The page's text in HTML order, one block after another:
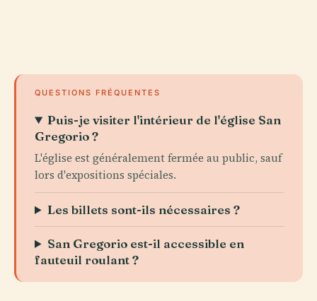
QUESTIONS FRÉQUENTES
Puis-je visiter l'intérieur de l'église San
Gregorio ?
L'église est généralement fermée au public, sauf
lors d'expositions spéciales.
Les billets sont-ils nécessaires ?
San Gregorio est-il accessible en
fauteuil roulant ?